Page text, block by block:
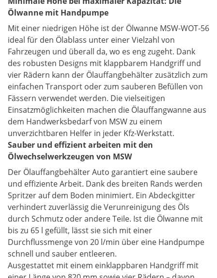
Ölwanne mit Handpumpe
Mit einer niedrigen Höhe ist der Ölwanne MSW-WOT-56
ideal für den Ölablass unter einer Vielzahl von
Fahrzeugen und überall da, wo es eng zugeht. Dank
des robusten Designs mit klappbarem Handgriff und
vier Rädern kann der Ölauffangbehälter zusätzlich zum
einfachen Transport oder zum sauberen Befüllen von
Fässern verwendet werden. Die vielseitigen
Einsatzmöglichkeiten machen die Ölauffangwanne aus
dem Handwerksbedarf von MSW zu einem
unverzichtbaren Helfer in jeder Kfz-Werkstatt.
Sauber und effizient arbeiten mit den
Ölwechselwerkzeugen von MSW
Der Ölauffangbehälter Auto garantiert eine saubere
und effiziente Arbeit. Dank des breiten Rands werden
Spritzer auf dem Boden minimiert. Ein Abdeckgitter
verhindert zuverlässig die Verunreinigung des Öls
durch Schmutz oder andere Teile. Ist die Ölwanne mit
bis zu 65 l gefüllt, lässt sie sich mit einer
Durchflussmenge von 20 l/min über eine Handpumpe
schnell und sauber entleeren.
Ausgestattet mit einem einklappbaren Handgriff mit